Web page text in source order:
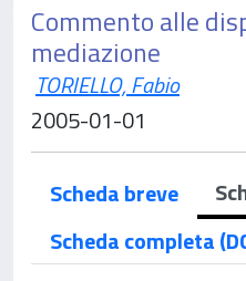
Commento alle
mediazione
TORIELLO, Fabio
2005-01-01
Scheda breve
Scheda completa